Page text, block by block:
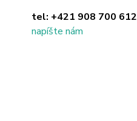
tel: +421 908 700 612
napíšte nám